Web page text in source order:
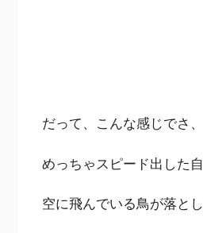
だって、こんな感じでさ、
めっちゃスピード出した自
空に飛んでいる鳥が落と